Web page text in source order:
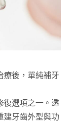
療後，單純補牙
復選項之一。透
建牙齒外型與功